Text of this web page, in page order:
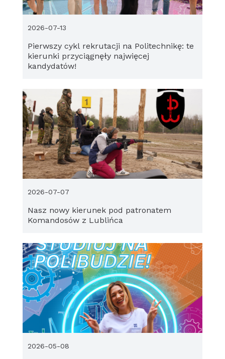
Pierwszy cykl rekrutacji na Politechnikę: te
kierunki przyciągnęły najwięcej
kandydatów!
2026-07-13
Nasz nowy kierunek pod patronatem
Komandosów z Lublińca
2026-07-07
2026-05-08